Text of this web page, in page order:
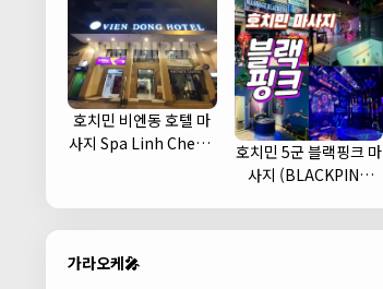
호치민 비엔동 호텔 마
사지 Spa Linh Cherry
호치민 5군 블랙핑크 마
사지 (BLACKPINK
가라오케🎤